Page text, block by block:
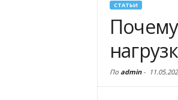
СТАТЬИ
По admin-